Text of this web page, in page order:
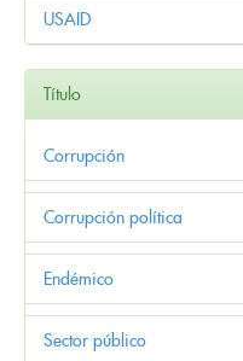
USAID
Título
Corrupción
Corrupción política
Endémico
Sector público